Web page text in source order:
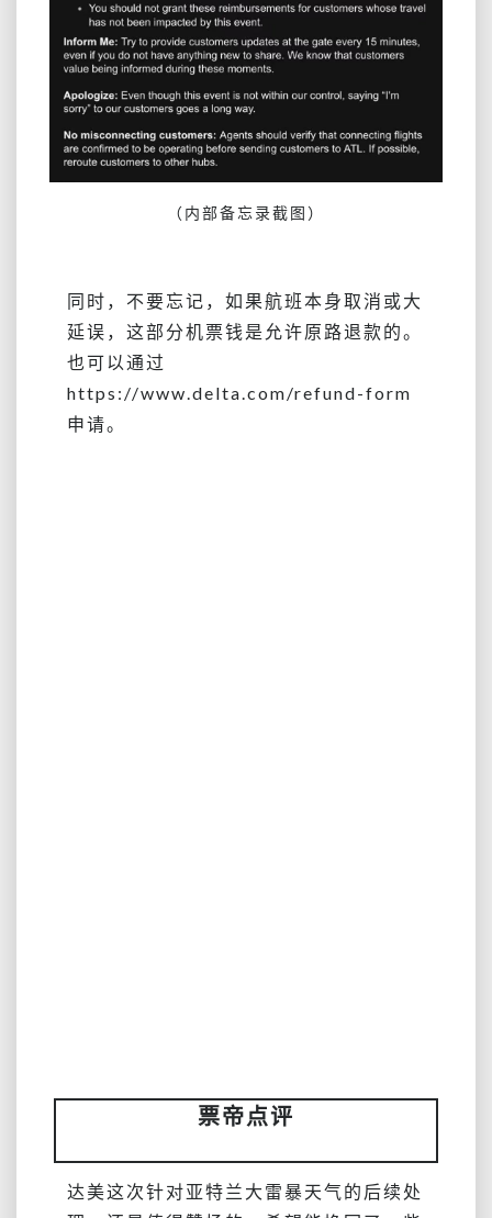
（内部备忘录截图）
同时，不要忘记，如果航班本身取消或大
延误，这部分机票钱是允许原路退款的。
也可以通过
https://www.delta.com/refund-form
申请。
票帝点评
达美这次针对亚特兰大雷暴天气的后续处